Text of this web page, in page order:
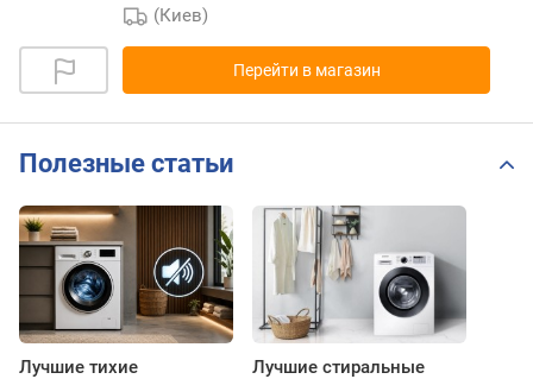
(Киев)
Перейти в магазин
Полезные статьи
Лучшие тихие
Лучшие стиральные